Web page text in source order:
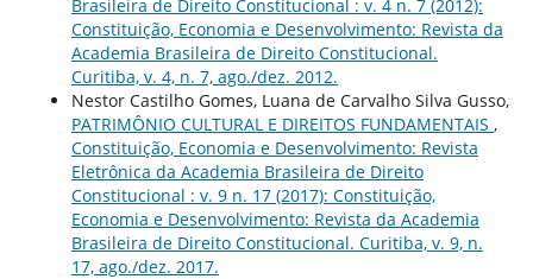
Brasileira de Direito Constitucional : v. 4 n. 7 (2012):
Constituição, Economia e Desenvolvimento: Revista da
Academia Brasileira de Direito Constitucional.
Curitiba, v. 4, n. 7, ago./dez. 2012.
Nestor Castilho Gomes, Luana de Carvalho Silva Gusso,
PATRIMÔNIO CULTURAL E DIREITOS FUNDAMENTAIS ,
Constituição, Economia e Desenvolvimento: Revista
Eletrônica da Academia Brasileira de Direito
Constitucional : v. 9 n. 17 (2017): Constituição,
Economia e Desenvolvimento: Revista da Academia
Brasileira de Direito Constitucional. Curitiba, v. 9, n.
17, ago./dez. 2017.